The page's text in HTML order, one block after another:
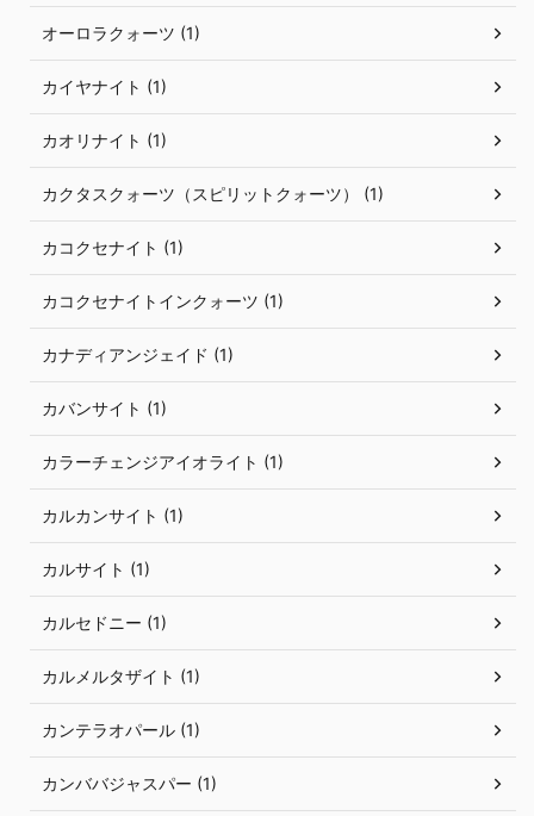
オーロラクォーツ (1)
カイヤナイト (1)
カオリナイト (1)
カクタスクォーツ（スピリットクォーツ） (1)
カコクセナイト (1)
カコクセナイトインクォーツ (1)
カナディアンジェイド (1)
カバンサイト (1)
カラーチェンジアイオライト (1)
カルカンサイト (1)
カルサイト (1)
カルセドニー (1)
カルメルタザイト (1)
カンテラオパール (1)
カンババジャスパー (1)